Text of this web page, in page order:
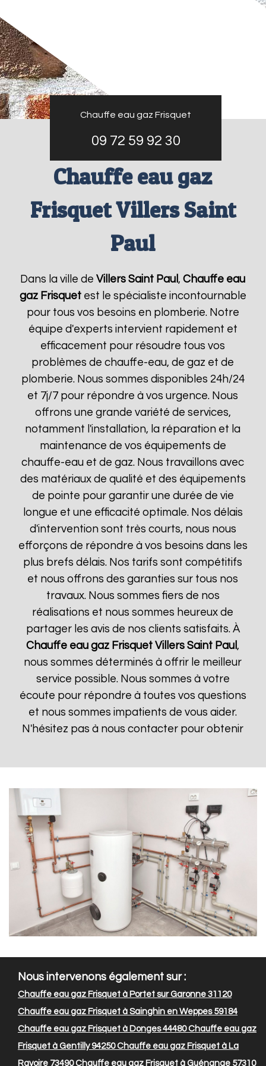
Chauffe eau gaz Frisquet
09 72 59 92 30
Chauffe eau gaz
Frisquet Villers Saint
Paul
Dans la ville deVillers Saint Paul,Chauffe eau
gaz Frisquetest le spécialiste incontournable
pour tous vos besoins en plomberie. Notre
équipe d'experts intervient rapidement et
efficacement pour résoudre tous vos
problèmes de chauffe-eau, de gaz et de
plomberie. Nous sommes disponibles 24h/24
et 7j/7 pour répondre à vos urgence. Nous
offrons une grande variété de services,
notamment l'installation, la réparation et la
maintenance de vos équipements de
chauffe-eau et de gaz. Nous travaillons avec
des matériaux de qualité et des équipements
de pointe pour garantir une durée de vie
longue et une efficacité optimale. Nos délais
d'intervention sont très courts, nous nous
efforçons de répondre à vos besoins dans les
plus brefs délais. Nos tarifs sont compétitifs
et nous offrons des garanties sur tous nos
travaux. Nous sommes fiers de nos
réalisations et nous sommes heureux de
partager les avis de nos clients satisfaits. À
Chauffe eau gaz Frisquet Villers Saint Paul,
nous sommes déterminés à offrir le meilleur
service possible. Nous sommes à votre
écoute pour répondre à toutes vos questions
et nous sommes impatients de vous aider.
N'hésitez pas à nous contacter pour obtenir
Nous intervenons également sur :
Chauffe eau gaz Frisquet à Portet sur Garonne 31120
Chauffe eau gaz Frisquet à Sainghin en Weppes 59184
Chauffe eau gaz Frisquet à Donges 44480Chauffe eau gaz
Frisquet à Gentilly 94250Chauffe eau gaz Frisquet à La
Ravoire 73490Chauffe eau gaz Frisquet à Guénange 57310